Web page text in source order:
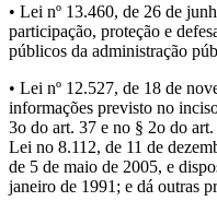
• Lei nº 13.460, de 26 de
participação, proteção e
públicos da administração
• Lei nº 12.527, de 18 de
informações previsto no
3o do art. 37 e no § 2o do
Lei no 8.112, de 11 de
de 5 de maio de 2005, e
janeiro de 1991; e dá outras